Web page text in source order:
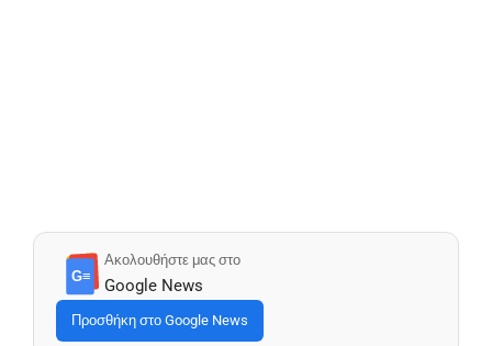
G≡
Ακολουθήστε μας στο
Google News
Προσθήκη στο Google News